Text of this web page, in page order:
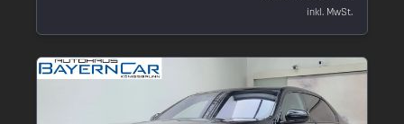
inkl. MwSt.